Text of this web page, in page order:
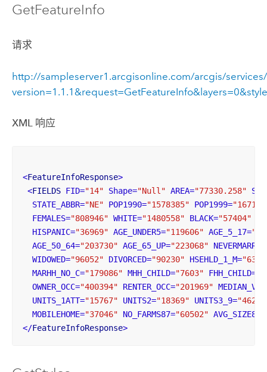
GetFeatureInfo
请求
http://sampleserver1.arcgisonline.com/arcgis/
XML 响应
<FeatureInfoResponse>
<FIELDS FID="14" Shape="Null" AREA="77330.258"
STATE_ABBR="NE" POP1990="1578385" POP1999=
FEMALES="808946" WHITE="1480558" BLACK="57404"
HISPANIC="36969" AGE_UNDER5="119606" AGE_5_17=
AGE_50_64="203730" AGE_65_UP="223068" NEVERMARRY
WIDOWED="96052" DIVORCED="90230" HSEHLD_1_M=
MARHH_NO_C="179086" MHH_CHILD="7603" FHH_CHILD=
OWNER_OCC="400394" RENTER_OCC="201969" MEDIAN_VAL
UNITS_1ATT="15767" UNITS2="18369" UNITS3_9=
MOBILEHOME="37046" NO_FARMS87="60502" AVG_SIZE87
</FeatureInfoResponse>